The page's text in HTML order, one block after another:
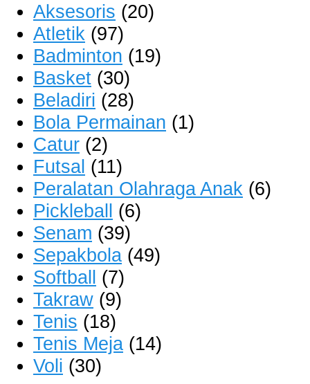
Aksesoris (20)
Atletik (97)
Badminton (19)
Basket (30)
Beladiri (28)
Bola Permainan (1)
Catur (2)
Futsal (11)
Peralatan Olahraga Anak (6)
Pickleball
(6)
Senam (39)
Sepakbola (49)
Softball
(7)
Takraw (9)
Tenis (18)
Tenis Meja (14)
Voli (30)